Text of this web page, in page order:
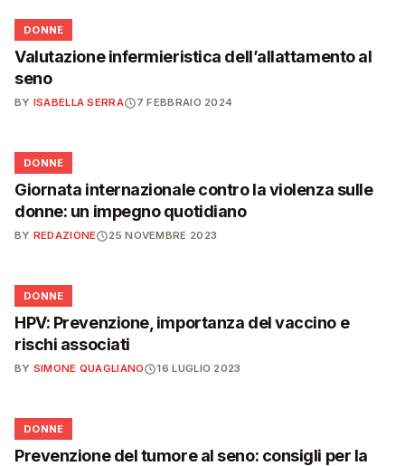
🌸
DONNE
Valutazione infermieristica dell’allattamento al
seno
BY ISABELLA SERRA 7 FEBBRAIO 2024
🌸
DONNE
Giornata internazionale contro la violenza sulle
donne: un impegno quotidiano
BY REDAZIONE 25 NOVEMBRE 2023
🌸
DONNE
HPV: Prevenzione, importanza del vaccino e
rischi associati
BY SIMONE QUAGLIANO 16 LUGLIO 2023
🌸
DONNE
Prevenzione del tumore al seno: consigli per la